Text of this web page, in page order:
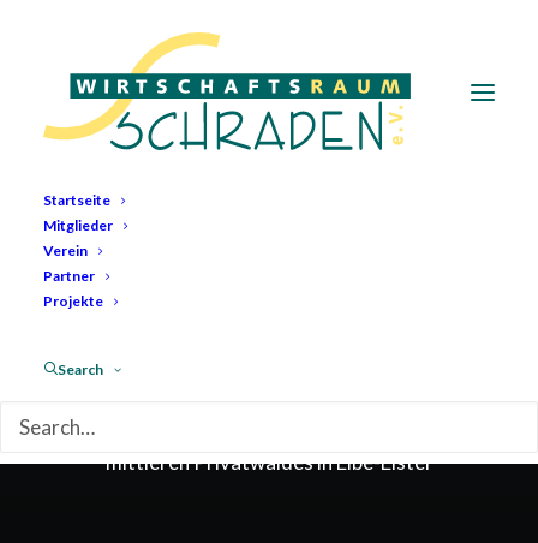
Startseite
Mitglieder
Verein
Partner
Projekte
Search
Klimastabile Wälder
Eine Initiative zur Mobilisierung des kleinen &
mittleren Privatwaldes in Elbe-Elster